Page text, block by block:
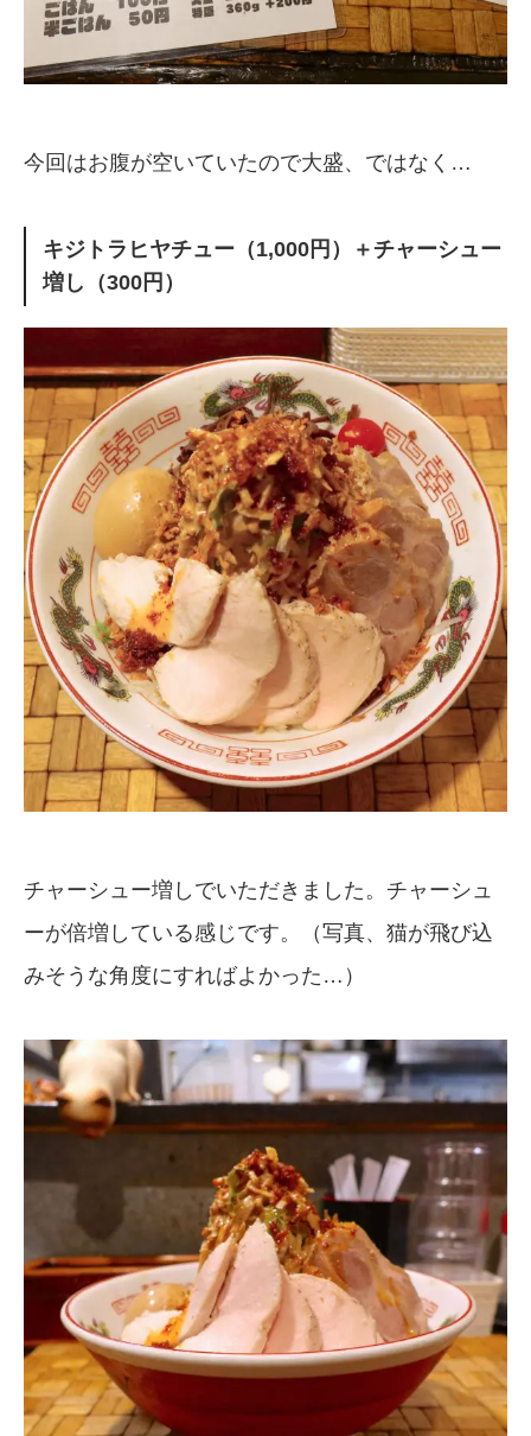
今回はお腹が空いていたので大盛、ではなく…
キジトラヒヤチュー（1,000円）＋チャーシュー
増し（300円）
チャーシュー増しでいただきました。チャーシュ
ーが倍増している感じです。（写真、猫が飛び込
みそうな角度にすればよかった…）